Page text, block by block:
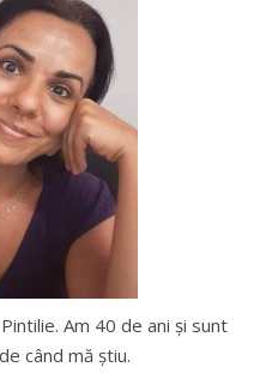
Am 40 de ani şi sunt
când mă ştiu.